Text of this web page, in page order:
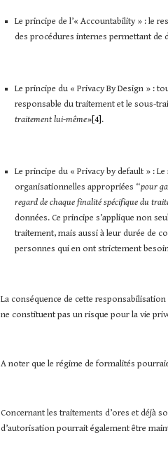
Le principe de l’« Accountability » : le
des procédures internes permettant de
Le principe du « Privacy By Design » :
responsable du traitement et le sous-
traitement lui-même»[4] .
Le principe du « Privacy by default » :
organisationnelles appropriées “pour
regard de chaque finalité spécifique du
données. Ce principe s’applique non
traitement, mais aussi à leur durée de
personnes qui en ont strictement
La conséquence de cette
ne constituent pas un risque pour la vie
A noter que le régime de formalités
Concernant les traitements d’ores et déjà
d’autorisation pourrait également être